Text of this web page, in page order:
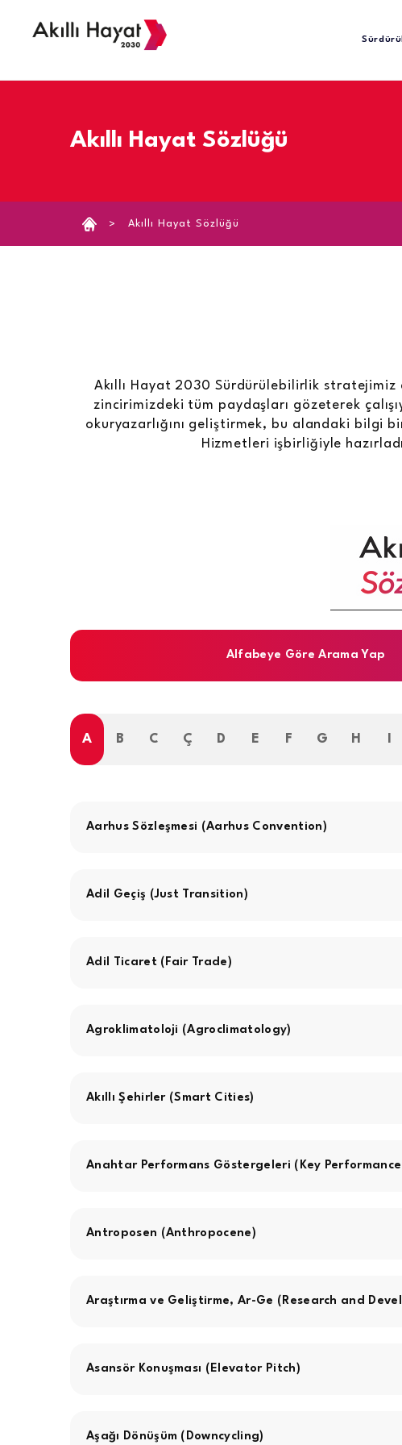
Akıllı Hayat Sözlüğü
Akıllı Hayat Sözlüğü
Akıllı Hayat 2030 Sürdürülebilirlik
zincirimizdeki tüm paydaşları gözeterek
okuryazarlığını geliştirmek, bu alandaki bilgi
Hizmetleri işbirliğiyle
Alfabeye Göre Arama Yap
A B C Ç D E F G H
Aarhus Sözleşmesi (Aarhus Convention)
Adil Geçiş (Just Transition)
Adil Ticaret (Fair Trade)
Agroklimatoloji (Agroclimatology)
Akıllı Şehirler (Smart Cities)
Anahtar Performans Göstergeleri (Key
Antroposen (Anthropocene)
Araştırma ve Geliştirme, Ar-Ge (Research and
Asansör Konuşması (Elevator Pitch)
Aşağı Dönüşüm (Downcycling)